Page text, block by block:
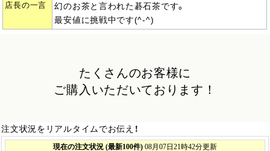
店長の一言
幻のお茶と言われた碁石茶です。
最安値に挑戦中です(^-^)
たくさんのお客様に
ご購入いただいております！
注文状況をリアルタイムでお伝え！